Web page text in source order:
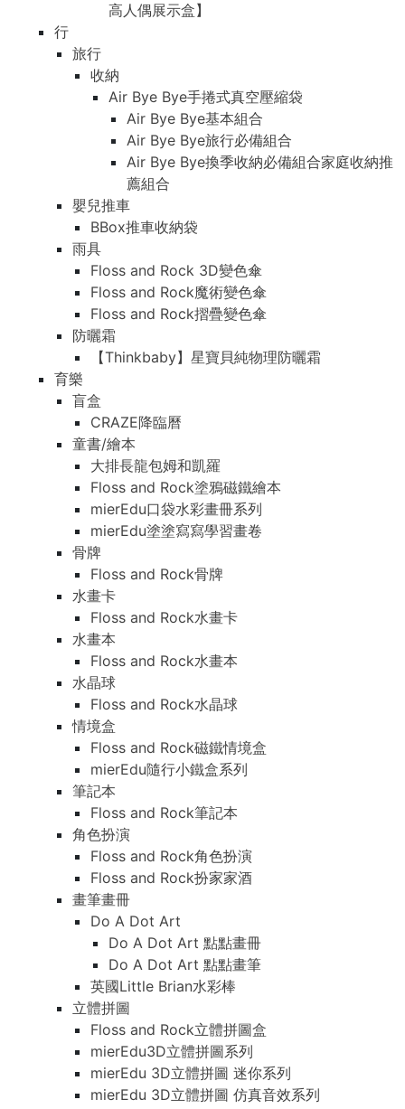
高人偶展示盒】
行
旅行
收納
Air Bye Bye手捲式真空壓縮袋
Air Bye Bye基本組合
Air Bye Bye旅行必備組合
Air Bye Bye換季收納必備組合家庭收納推
薦組合
嬰兒推車
BBox推車收納袋
雨具
Floss and Rock 3D變色傘
Floss and Rock魔術變色傘
Floss and Rock摺疊變色傘
防曬霜
【Thinkbaby】星寶貝純物理防曬霜
育樂
盲盒
CRAZE降臨曆
童書/繪本
大排長龍包姆和凱羅
Floss and Rock塗鴉磁鐵繪本
mierEdu口袋水彩畫冊系列
mierEdu塗塗寫寫學習畫卷
骨牌
Floss and Rock骨牌
水畫卡
Floss and Rock水畫卡
水畫本
Floss and Rock水畫本
水晶球
Floss and Rock水晶球
情境盒
Floss and Rock磁鐵情境盒
mierEdu隨行小鐵盒系列
筆記本
Floss and Rock筆記本
角色扮演
Floss and Rock角色扮演
Floss and Rock扮家家酒
畫筆畫冊
Do A Dot Art
Do A Dot Art 點點畫冊
Do A Dot Art 點點畫筆
英國Little Brian水彩棒
立體拼圖
Floss and Rock立體拼圖盒
mierEdu3D立體拼圖系列
mierEdu 3D立體拼圖 迷你系列
mierEdu 3D立體拼圖 仿真音效系列